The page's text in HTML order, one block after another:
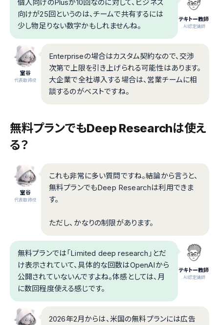
テキトー教師
.AI認定講師
個人向けのPlusが10回なのに対して、ビジネス
向けが25回というのは、チームで共有するには
少し物足りない数字かもしれませんね。
室谷
代表取締役
Enterpriseの場合はカスタム契約なので、交渉
次第で上限を引き上げられる可能性はあります。
大企業で全社導入する場合は、営業チームに相
談するのがベストですね。
無料プランでもDeep Researchは使え
る？
室谷
代表取締役
これも非常に多い質問ですね。結論から言うと、
無料プランでもDeep Researchは利用できま
す。
ただし、かなりの制限があります。
テキトー教師
.AI認定講師
無料プランでは「Limited deep research」とだ
け表示されていて、具体的な回数はOpenAIから
公開されていないんですよね。体感としては、月
に数回程度使える感じです。
2026年2月からは、米国の無料プランには広告